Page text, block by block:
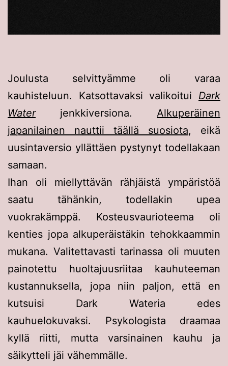
Joulusta selvittyämme oli varaa
kauhisteluun. Katsottavaksi valikoitui Dark
Waterjenkkiversiona. Alkuperäinen
japanilainen nauttii täällä suosiota, eikä
uusintaversio yllättäen pystynyt todellakaan
samaan.
Ihan oli miellyttävän rähjäistä ympäristöä
saatu tähänkin, todellakin upea
vuokrakämppä. Kosteusvaurioteema oli
kenties jopa alkuperäistäkin tehokkaammin
mukana. Valitettavasti tarinassa oli muuten
painotettu huoltajuusriitaa kauhuteeman
kustannuksella, jopa niin paljon, että en
kutsuisi Dark Wateria edes
kauhuelokuvaksi. Psykologista draamaa
kyllä riitti, mutta varsinainen kauhu ja
säikytteli jäi vähemmälle.